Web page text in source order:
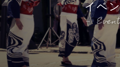
イベ